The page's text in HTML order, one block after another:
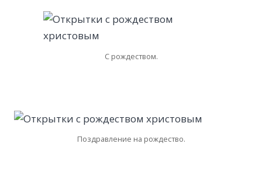
С рождеством.
Поздравление на рождество.